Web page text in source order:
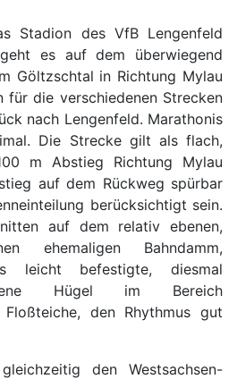
Stadion des VfB Lengenfeld
es auf dem überwiegend
Göltzschtal in Richtung Mylau
für die verschiedenen Strecken
nach Lengenfeld. Marathonis
Die Strecke gilt als flach,
m Abstieg Richtung Mylau
auf dem Rückweg spürbar
berücksichtigt sein.
auf dem relativ ebenen,
ehemaligen Bahndamm,
leicht befestigte, diesmal
Hügel im Bereich
den Rhythmus gut
den Westsachsen-